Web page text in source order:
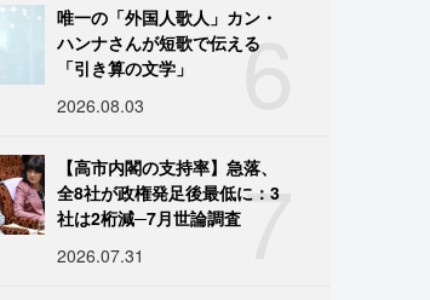
6
唯一の「外国人歌人」カン・
ハンナさんが短歌で伝える
「引き算の文学」
2026.08.03
7
【高市内閣の支持率】急落、
全8社が政権発足後最低に：3
社は2桁減─7月世論調査
2026.07.31